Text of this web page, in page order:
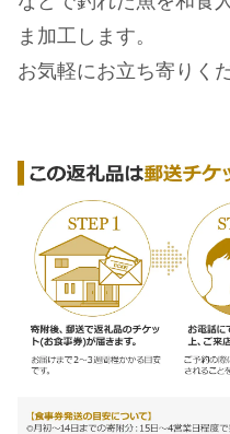
ま加工します。
お気軽にお立ち寄りく